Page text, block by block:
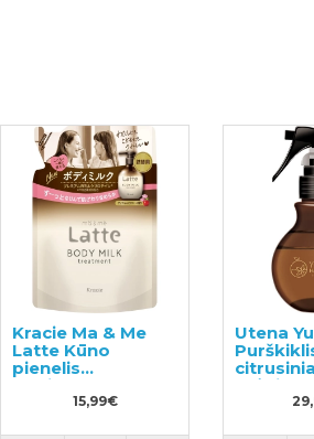
Kracie Ma & Me
Latte Kūno
pienelis
papildymas 250g
15,99€
Utena